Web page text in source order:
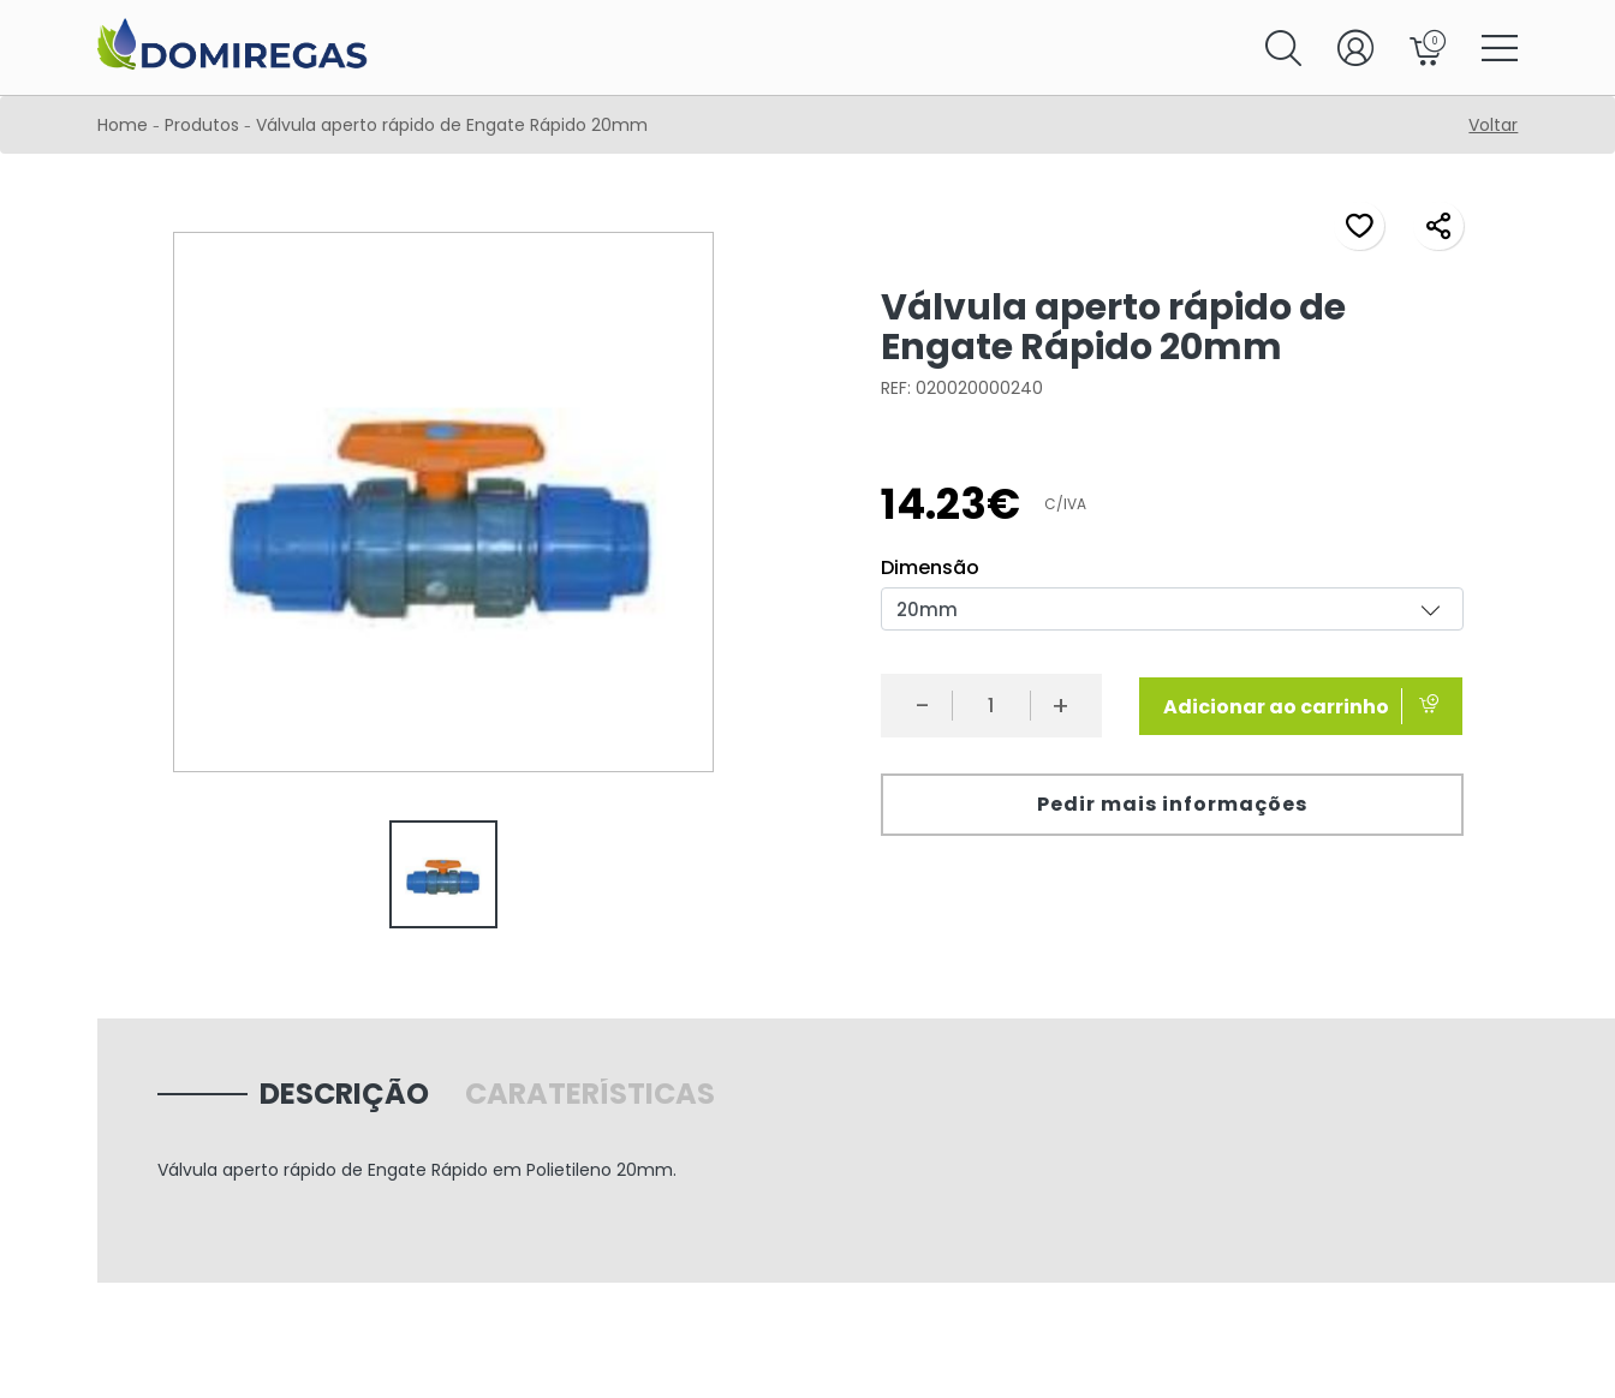
0
Home - Produtos - Válvula aperto rápido de Engate Rápido 20mm Voltar
Válvula aperto rápido de
Engate Rápido 20mm
REF: 020020000240
14.23€ C/IVA
Dimensão
- + Adicionar ao carrinho
Pedir mais informações
DESCRIÇÃO CARATERÍSTICAS
Válvula aperto rápido de Engate Rápido em Polietileno 20mm.